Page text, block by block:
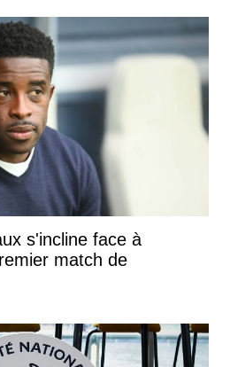
s'incline face à
match de